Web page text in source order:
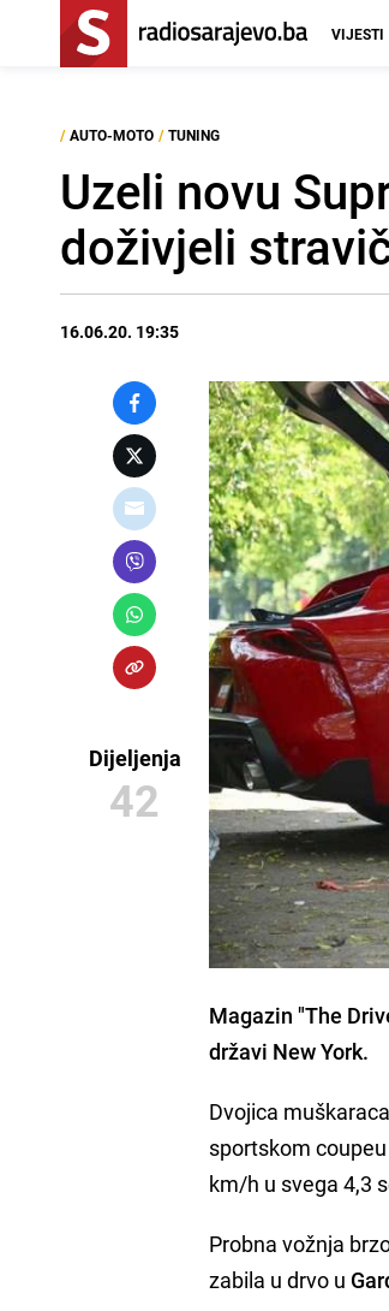
VIJESTI
/ AUTO-MOTO / TUNING
Uzeli novu
doživjeli
16.06.20. 19:35
Dijeljenja
42
Magazin "The
državi New York.
Dvojica
sportskom
km/h u svega 4,3
Probna vožnja
zabila u drvo u